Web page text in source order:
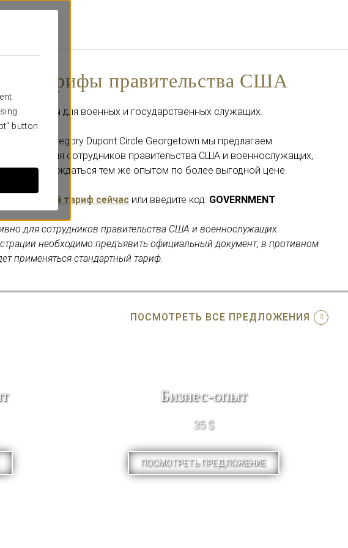
button
тарифы правительства США
тарифы для военных и государственных служащих.
St. Gregory Dupont Circle Georgetown мы предлагаем
тарифы для сотрудников правительства США и военнослужащих,
наслаждаться тем же опытом по более выгодной цене.
лучший тариф сейчас или введите код: GOVERNMENT
для сотрудников правительства США и военнослужащих.
необходимо предъявить официальный документ; в противном
применяться стандартный тариф.
ПОСМОТРЕТЬ ВСЕ ПРЕДЛОЖЕНИЯ
Бизнес-опыт
35 $
ПОСМОТРЕТЬ ПРЕДЛОЖЕНИЕ